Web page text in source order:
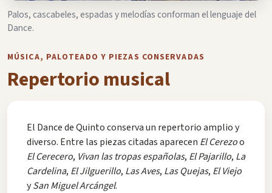
Palos, cascabeles, espadas y melodías conforman el lenguaje del
Dance.
MÚSICA, PALOTEADO Y PIEZAS CONSERVADAS
Repertorio musical
El Dance de Quinto conserva un repertorio amplio y
diverso. Entre las piezas citadas aparecen El Cerezoo
El Cerecero, Vivan las tropas españolas, El Pajarillo, La
Cardelina, El Jilguerillo, Las Aves, Las Quejas, El Viejo
ySan Miguel Arcángel.